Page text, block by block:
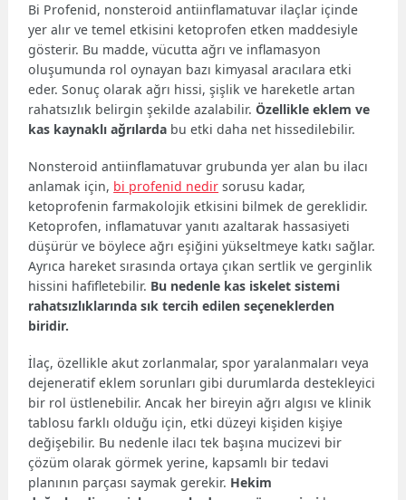
Bi Profenid, nonsteroid antiinflamatuvar ilaçlar içinde
yer alır ve temel etkisini ketoprofen etken maddesiyle
gösterir. Bu madde, vücutta ağrı ve inflamasyon
oluşumunda rol oynayan bazı kimyasal aracılara etki
eder. Sonuç olarak ağrı hissi, şişlik ve hareketle artan
rahatsızlık belirgin şekilde azalabilir.Özellikle eklem ve
kas kaynaklı ağrılarda bu etki daha net hissedilebilir.
Nonsteroid antiinflamatuvar grubunda yer alan bu ilacı
anlamak için, bi profenid nedir sorusu kadar,
ketoprofenin farmakolojik etkisini bilmek de gereklidir.
Ketoprofen, inflamatuvar yanıtı azaltarak hassasiyeti
düşürür ve böylece ağrı eşiğini yükseltmeye katkı sağlar.
Ayrıca hareket sırasında ortaya çıkan sertlik ve gerginlik
hissini hafifletebilir. Bu nedenle kas iskelet sistemi
rahatsızlıklarında sık tercih edilen seçeneklerden
biridir.
İlaç, özellikle akut zorlanmalar, spor yaralanmaları veya
dejeneratif eklem sorunları gibi durumlarda destekleyici
bir rol üstlenebilir. Ancak her bireyin ağrı algısı ve klinik
tablosu farklı olduğu için, etki düzeyi kişiden kişiye
değişebilir. Bu nedenle ilacı tek başına mucizevi bir
çözüm olarak görmek yerine, kapsamlı bir tedavi
planının parçası saymak gerekir. Hekim